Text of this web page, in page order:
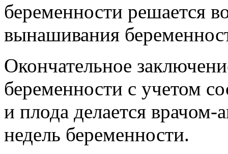
беременности решается
вынашивания
Окончательное
беременности с учетом
и плода делается
недель беременности.